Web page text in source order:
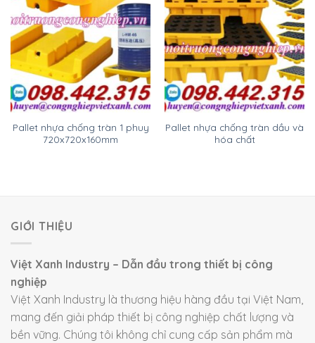
Pallet nhựa chống tràn 1 phuy
720x720x160mm
Pallet nhựa chống tràn dầu và
hóa chất
GIỚI THIỆU
Việt Xanh Industry – Dẫn đầu trong thiết bị công
nghiệp
Việt Xanh Industry là thương hiệu hàng đầu tại Việt Nam,
mang đến giải pháp thiết bị công nghiệp chất lượng và
bền vững. Chúng tôi không chỉ cung cấp sản phẩm mà